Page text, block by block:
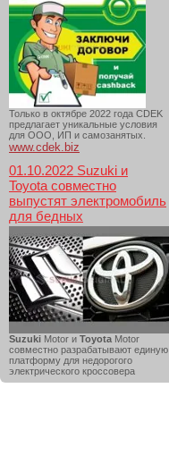
Только в октябре 2022 года CDEK
предлагает уникальные условия
для ООО, ИП и самозанятых.
www.cdek.biz
01.10.2022 Suzuki и
Toyota совместно
выпустят электромобиль
для бедных
Suzuki Motor и Toyota Motor
совместно разрабатывают единую
платформу для недорогого
электрического кроссовера